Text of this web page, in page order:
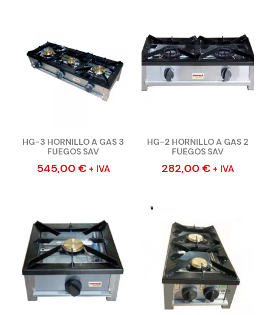
HG-3 HORNILLO A GAS 3
FUEGOS SAV
545,00 € + IVA
HG-2 HORNILLO A GAS 2
FUEGOS SAV
282,00 € + IVA